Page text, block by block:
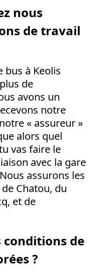
nous
de travail
bus à Keolis
de
avons un
notre
« assureur »
alors quel
vas faire le
avec la gare
assurons les
Chatou, du
et de
de
?